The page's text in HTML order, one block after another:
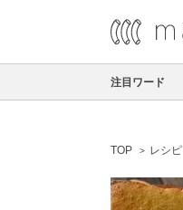
注目ワード
TOP レシピ